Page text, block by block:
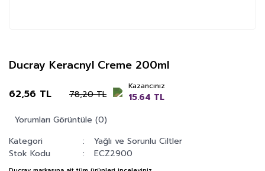
Ducray Keracnyl Creme 200ml
62,56 TL 78,20 TL
Kazancınız
15.64 TL
Yorumları Görüntüle (0)
Kategori
Yağlı ve Sorunlu Ciltler
Stok Kodu
ECZ2900